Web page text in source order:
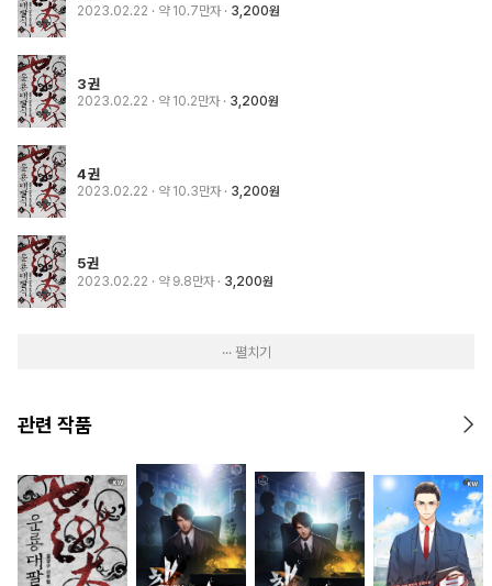
2023.02.22 · 약 10.7만자 3,200원
3권
2023.02.22 · 약 10.2만자 3,200원
4권
2023.02.22 · 약 10.3만자 3,200원
5권
2023.02.22 · 약 9.8만자 3,200원
··· 펼치기
관련 작품